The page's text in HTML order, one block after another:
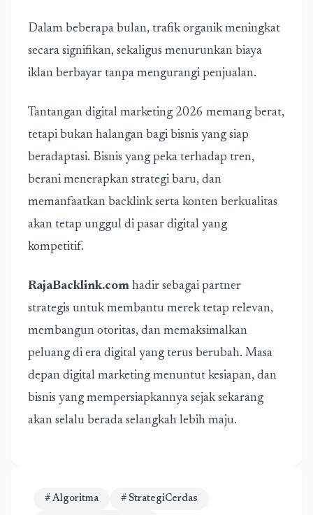
Dalam beberapa bulan, trafik organik meningkat
secara signifikan, sekaligus menurunkan biaya
iklan berbayar tanpa mengurangi penjualan.
Tantangan digital marketing 2026 memang berat,
tetapi bukan halangan bagi bisnis yang siap
beradaptasi. Bisnis yang peka terhadap tren,
berani menerapkan strategi baru, dan
memanfaatkan backlink serta konten berkualitas
akan tetap unggul di pasar digital yang
kompetitif.
RajaBacklink.com hadir sebagai partner
strategis untuk membantu merek tetap relevan,
membangun otoritas, dan memaksimalkan
peluang di era digital yang terus berubah. Masa
depan digital marketing menuntut kesiapan, dan
bisnis yang mempersiapkannya sejak sekarang
akan selalu berada selangkah lebih maju.
# Algoritma # StrategiCerdas